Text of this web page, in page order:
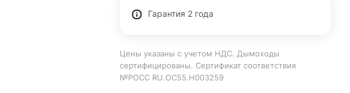
Гарантия 2 года
Цены указаны с учетом НДС. Дымоходы
сертифицированы. Сертификат соответствия
№РОСС RU.ОС55.Н003259